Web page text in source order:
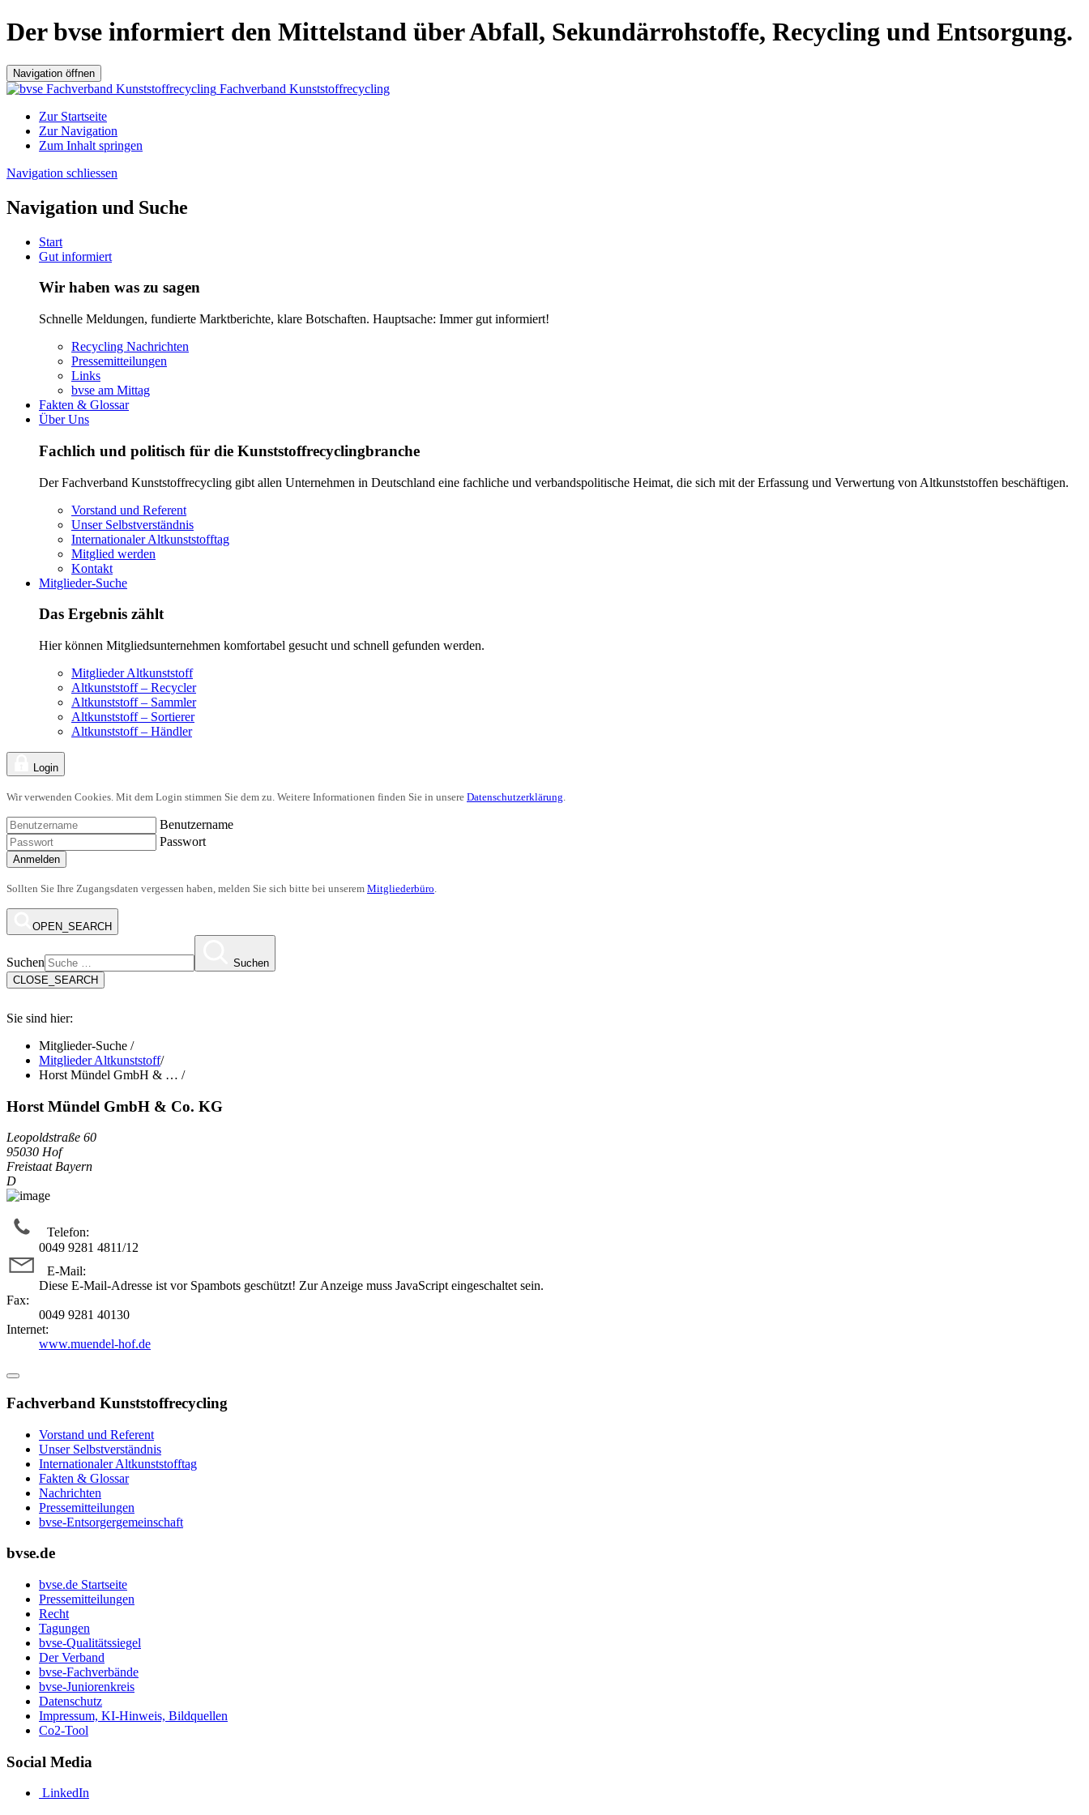
Der bvse informiert den Mittelstand über Abfall, Sekundärrohstoffe, Recycling und Entsorgung.
Navigation öffnen
Fachverband Kunststoffrecycling
Zur Startseite
Zur Navigation
Zum Inhalt springen
Navigation schliessen
Navigation und Suche
Start
Gut informiert
Wir haben was zu sagen
Schnelle Meldungen, fundierte Marktberichte, klare Botschaften. Hauptsache: Immer gut informiert!
Recycling Nachrichten
Pressemitteilungen
Links
bvse am Mittag
Fakten & Glossar
Über Uns
Fachlich und politisch für die Kunststoffrecyclingbranche
Der Fachverband Kunststoffrecycling gibt allen Unternehmen in Deutschland eine fachliche und verbandspolitische Heimat, die sich mit der Erfassung und Verwertung von Altkunststoffen beschäftigen.
Vorstand und Referent
Unser Selbstverständnis
Internationaler Altkunststofftag
Mitglied werden
Kontakt
Mitglieder-Suche
Das Ergebnis zählt
Hier können Mitgliedsunternehmen komfortabel gesucht und schnell gefunden werden.
Mitglieder Altkunststoff
Altkunststoff – Recycler
Altkunststoff – Sammler
Altkunststoff – Sortierer
Altkunststoff – Händler
Login
Wir verwenden Cookies. Mit dem Login stimmen Sie dem zu. Weitere Informationen finden Sie in unsere Datenschutzerklärung.
Benutzername
Passwort
Anmelden
Sollten Sie Ihre Zugangsdaten vergessen haben, melden Sie sich bitte bei unserem Mitgliederbüro.
OPEN_SEARCH
Suchen
Suchen
CLOSE_SEARCH
Sie sind hier:
Mitglieder-Suche /
Mitglieder Altkunststoff/
Horst Mündel GmbH & … /
Horst Mündel GmbH & Co. KG
Leopoldstraße 60
95030 Hof
Freistaat Bayern
D
Telefon:
0049 9281 4811/12
E-Mail:
Diese E-Mail-Adresse ist vor Spambots geschützt! Zur Anzeige muss JavaScript eingeschaltet sein.
Fax:
0049 9281 40130
Internet:
www.muendel-hof.de
Fachverband Kunststoffrecycling
Vorstand und Referent
Unser Selbstverständnis
Internationaler Altkunststofftag
Fakten & Glossar
Nachrichten
Pressemitteilungen
bvse-Entsorgergemeinschaft
bvse.de
bvse.de Startseite
Pressemitteilungen
Recht
Tagungen
bvse-Qualitätssiegel
Der Verband
bvse-Fachverbände
bvse-Juniorenkreis
Datenschutz
Impressum, KI-Hinweis, Bildquellen
Co2-Tool
Social Media
LinkedIn